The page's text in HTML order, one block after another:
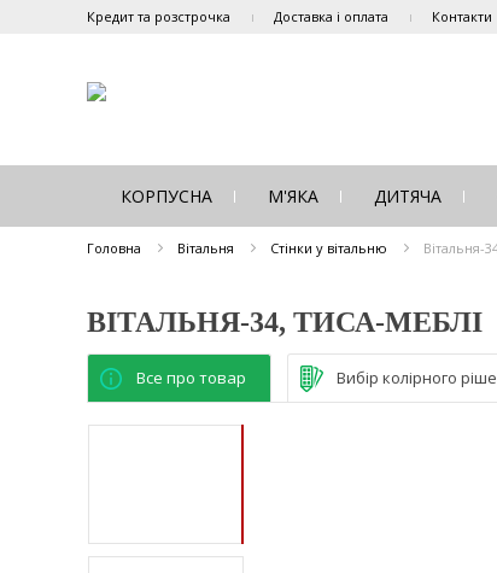
Кредит та розстрочка Доставка і оплата Контакти
КОРПУСНА М'ЯКА ДИТЯЧА
Головна Вітальня Стінки у вітальню Вітальня-
ВІТАЛЬНЯ-34, ТИСА-МЕБЛІ
Все про товар Вибір колірного